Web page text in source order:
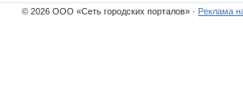
© 2026 ООО «Сеть городских порталов» · Реклама